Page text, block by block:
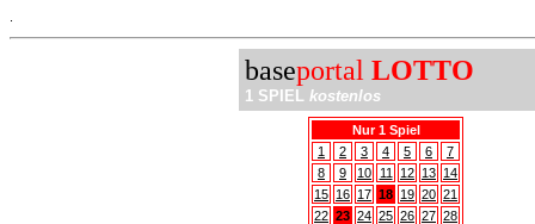
baseportal LOTTO
1 SPIEL kostenlos
Nur 1 Spiel
1
2 3 4 5 6
7
8
9 10 11 12 13 14
15 16 17 18 19 20 21
22 23 24 25 26 27 28